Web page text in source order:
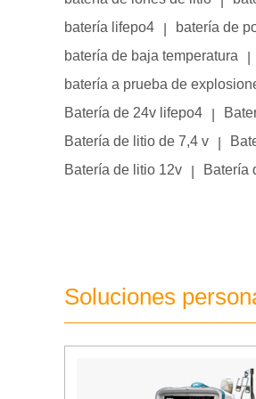
batería lifepo4
batería de
batería de baja temperatura
batería a prueba de
Batería de 24v lifepo4
Batería de litio de 7,4 v
Batería de litio 12v
Batería
Soluciones